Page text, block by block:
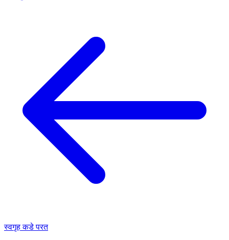
स्वगृह कडे परत